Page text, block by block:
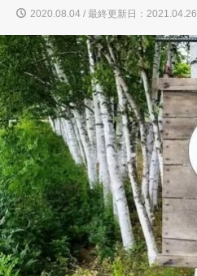
2020.08.04 / 最終更新日：2021.04.26